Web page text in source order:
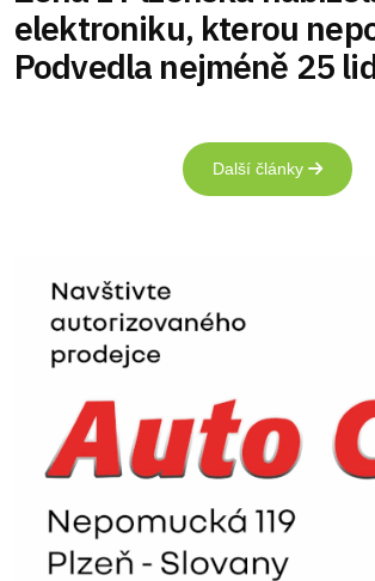
elektroniku, kterou
Podvedla nejméně 25
Další články